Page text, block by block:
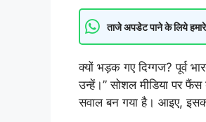
ताजे अपडेट पाने के लिये
क्यों भड़क गए दिग्गज? पूर्व
उन्हें।” सोशल मीडिया पर फैंस
सवाल बन गया है। आइए,